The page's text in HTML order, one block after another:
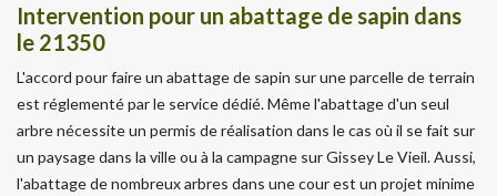
Intervention pour un abattage de sapin dans
le 21350
L'accord pour faire un abattage de sapin sur une parcelle de terrain
est réglementé par le service dédié. Même l'abattage d'un seul
arbre nécessite un permis de réalisation dans le cas où il se fait sur
un paysage dans la ville ou à la campagne sur Gissey Le Vieil. Aussi,
l'abattage de nombreux arbres dans une cour est un projet minime